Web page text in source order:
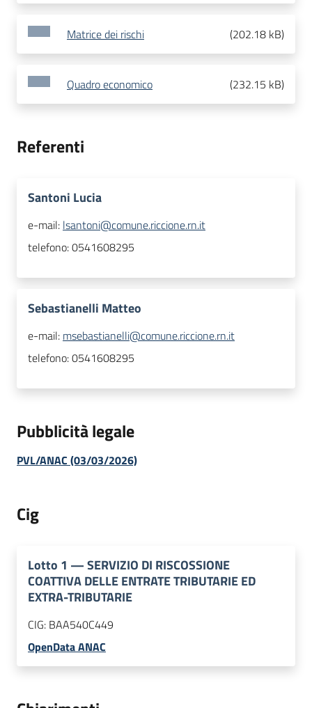
Matrice dei rischi (202.18 kB)
Quadro economico (232.15 kB)
Referenti
Santoni Lucia
e-mail: lsantoni@comune.riccione.rn.it
telefono:0541608295
Sebastianelli Matteo
e-mail: msebastianelli@comune.riccione.rn.it
telefono:0541608295
Pubblicità legale
PVL/ANAC (03/03/2026)
Cig
Lotto 1 —SERVIZIO DI RISCOSSIONE
COATTIVA DELLE ENTRATE TRIBUTARIE ED
EXTRA-TRIBUTARIE
CIG: BAA540C449
OpenData ANAC